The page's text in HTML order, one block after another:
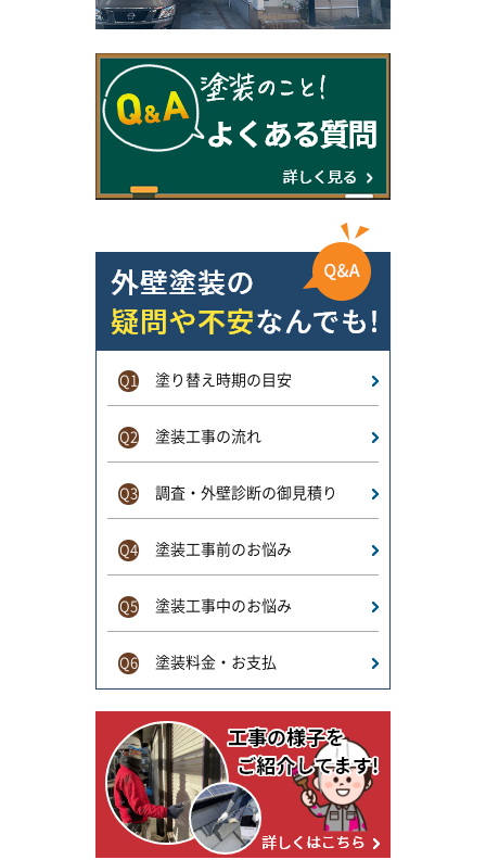
Q1 塗り替え時期の目安
Q2 塗装工事の流れ
Q3 調査・外壁診断の御見積り
Q4 塗装工事前のお悩み
Q5 塗装工事中のお悩み
Q6 塗装料金・お支払